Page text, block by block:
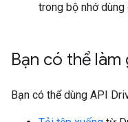
trong bộ nhớ dùng
Bạn có thể làm
Bạn có thể dùng API